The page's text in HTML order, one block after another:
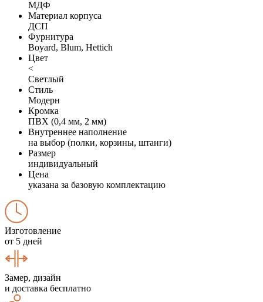
МДФ
Материал корпуса
ДСП
Фурнитура
Boyard, Blum, Hettich
Цвет
<
Светлый
Стиль
Модерн
Кромка
ПВХ (0,4 мм, 2 мм)
Внутреннее наполнение
на выбор (полки, корзины, штанги)
Размер
индивидуальный
Цена
указана за базовую комплектацию
Изготовление
от 5 дней
Замер, дизайн
и доставка бесплатно